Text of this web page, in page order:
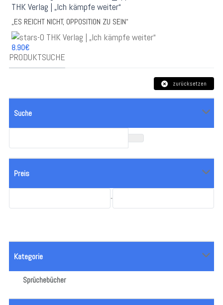
„ES REICHT NICHT, OPPOSITION ZU SEIN“
8.90€
PRODUKTSUCHE
zurücksetzen
Suche
Preis
-
Kategorie
Sprüchebücher